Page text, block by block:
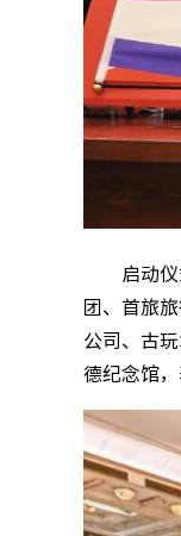
启动
团、首旅
公司、古
德纪念馆